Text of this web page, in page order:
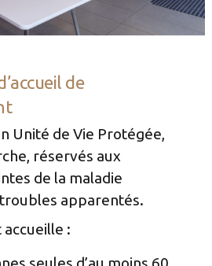
de
Unité de Vie Protégée,
réservés aux
de la maladie
apparentés.
accueille :